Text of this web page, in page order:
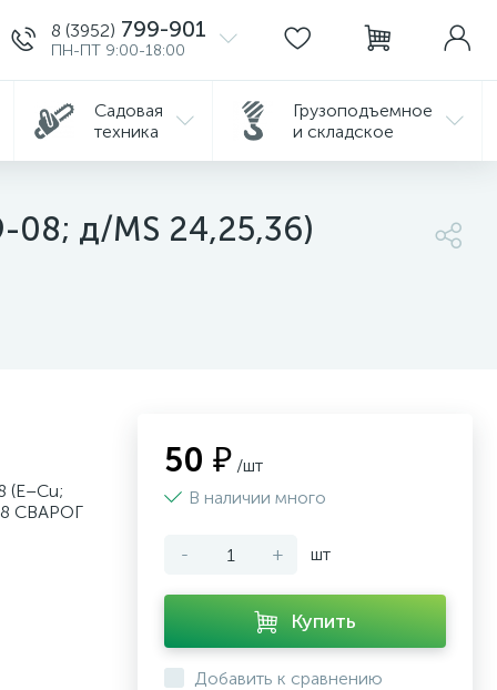
8 (3952) 799-901
ПН-ПТ 9:00-18:00
Садовая
техника
Грузоподъемное
и складское
д/MS 24,25,36)
(E–Cu;
СВАРОГ
50 ₽ /шт
В наличии много
- + шт
Купить
Добавить к сравнению